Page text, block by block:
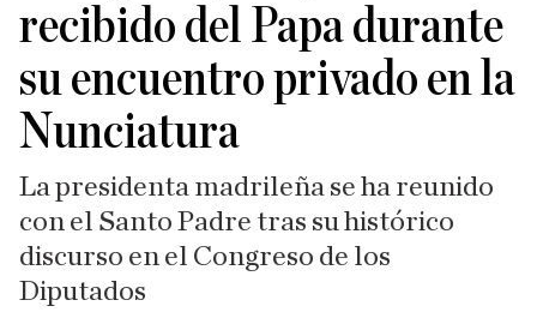
recibido del Papa durante
su encuentro privado en la
Nunciatura
La presidenta madrileña se ha reunido
con el Santo Padre tras su histórico
discurso en el Congreso de los
Diputados